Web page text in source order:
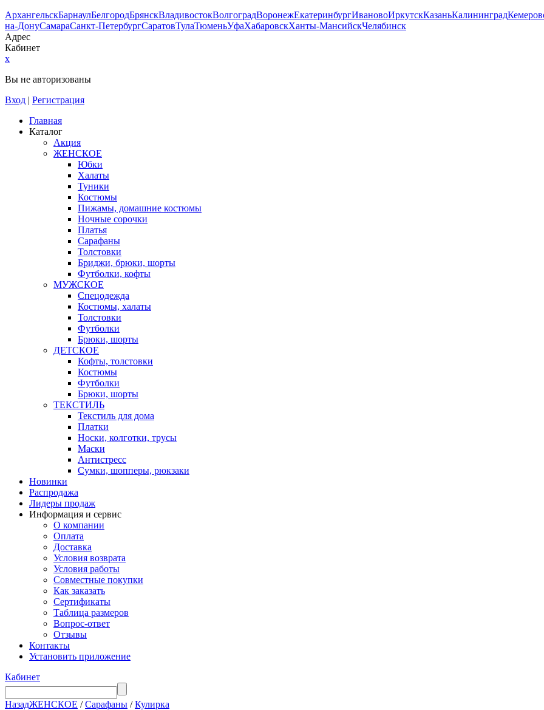
АрхангельскБарнаулБелгородБрянскВладивостокВолгоградВоронежЕкатеринбургИвановоИркутскКазаньКалининград
на-ДонуСамараСанкт-ПетербургСаратовТулаТюменьУфаХабаровскХанты-МансийскЧелябинск
Адрес
Кабинет
x
Вы не авторизованы
Вход | Регистрация
Главная
Каталог
Акция
ЖЕНСКОЕ
Юбки
Халаты
Туники
Костюмы
Пижамы, домашние костюмы
Ночные сорочки
Платья
Сарафаны
Толстовки
Бриджи, брюки, шорты
Футболки, кофты
МУЖСКОЕ
Спецодежда
Костюмы, халаты
Толстовки
Футболки
Брюки, шорты
ДЕТСКОЕ
Кофты, толстовки
Костюмы
Футболки
Брюки, шорты
ТЕКСТИЛЬ
Текстиль для дома
Платки
Носки, колготки, трусы
Маски
Антистресс
Сумки, шопперы, рюкзаки
Новинки
Распродажа
Лидеры продаж
Информация и сервис
О компании
Оплата
Доставка
Условия возврата
Условия работы
Совместные покупки
Как заказать
Сертификаты
Таблица размеров
Вопрос-ответ
Отзывы
Контакты
Установить приложение
Кабинет
НазадЖЕНСКОЕ /Сарафаны /Кулирка